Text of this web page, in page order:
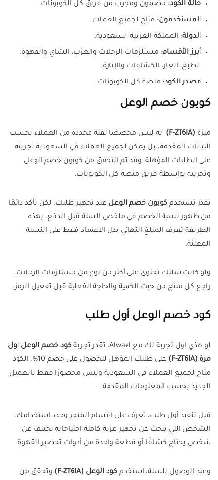
حالة الكود: مضمون ومجرب من فريق كل الكوبونات.
المستخدمون: متاح لجميع العملاء.
الدولة: المملكة العربية السعودية.
أبرز الأقسام: مستلزمات الرحلات والعزب، الشاي والقهوة،
الطبخ، الغاز، الكشافات والإنارة.
مصدر الكود: منصة كل الكوبونات.
كوبون خصم الوعل
ميزة (F-ZT6IA)
أنه ليس مخصصًا لفئة محددة من العملاء بحسب
البيانات المقدمة، بل يمكن لجميع العملاء في السعودية تجربته
على الطلبات المؤهلة. وقد تم التحقق من كوبون خصم الوعل
وتجربته بواسطة فريق منصة كل الكوبونات.
تقدر تستخدم كوبون خصم الوعل عند تجهيز طلبك، لكن تأكد دائمًا
من ظهور نسبة الخصم في ملخص السلة قبل الدفع. بهذه
الطريقة تعرف المبلغ النهائي بدل الاعتماد فقط على النسبة
المعلنة.
ولو كانت سلتك تحتوي على أكثر من نوع من مستلزمات الرحلات،
راجع كل منتج من حيث الكمية والحاجة الفعلية قبل تفعيل الرمز.
كود خصم الوعل أول طلب
لو هذي أول تجربة لك مع Alwael، تقدر تجربة
كود خصم الوعل اول
مرة (F-ZT6IA)
على طلبك المؤهل للحصول على خصم 10%. الكود
متاح لجميع العملاء في السعودية وليس محصورًا فقط بالعميل
الجديد بحسب المعلومات المقدمة.
قبل تنفيذ أول طلب، تعرف على أقسام المتجر وحدد استخدامك.
الشخص اللي يبحث عن تجهيز عزبة كاملة احتياجاته تختلف عن
شخص يحتاج كشافًا أو قطعة واحدة من أدوات تحضير القهوة.
وعند الوصول للسلة، استخدم كود الوعل (F-ZT6IA) وتحقق من